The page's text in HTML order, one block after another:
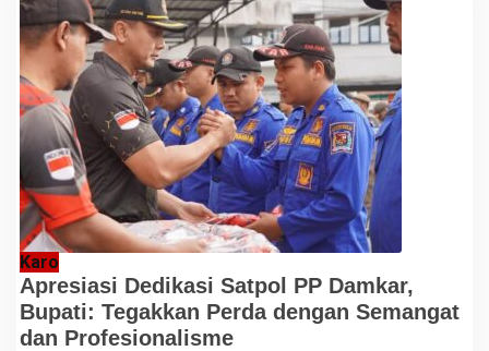
Karo
Apresiasi Dedikasi Satpol PP Damkar,
Bupati: Tegakkan Perda dengan Semangat
dan Profesionalisme